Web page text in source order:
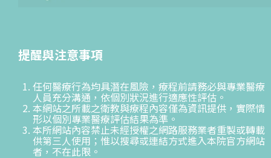
提醒與注意事項
任何醫療行為均具潛在風險，療程前請務必與專業醫療
人員充分溝通，依個別狀況進行適應性評估。
本網站之所載之衛教與療程內容僅為資訊提供，實際情
形以個別專業醫療評估結果為準。
本所網站內容禁止未經授權之網路服務業者重製或轉載
供第三人使用；惟以搜尋或連結方式進入本院官方網站
者，不在此限。